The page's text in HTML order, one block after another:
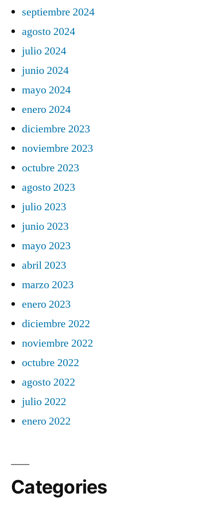
septiembre 2024
agosto 2024
julio 2024
junio 2024
mayo 2024
enero 2024
diciembre 2023
noviembre 2023
octubre 2023
agosto 2023
julio 2023
junio 2023
mayo 2023
abril 2023
marzo 2023
enero 2023
diciembre 2022
noviembre 2022
octubre 2022
agosto 2022
julio 2022
enero 2022
Categories